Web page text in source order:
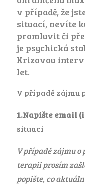
v případě, že
situací, nevíte
promluvit či
je psychická
Krizovou
let.
V případě zájmu
1.Napište email
situaci
V případě zájmu
terapii prosím
popište, co